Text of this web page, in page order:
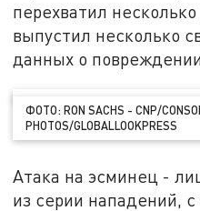
перехватил
выпустил несколько
данных о
ФОТО: RON SACHS - CNP/
PHOTOS/GLOBALLOOKPRESS
Атака на эсминец -
из серии нападений,